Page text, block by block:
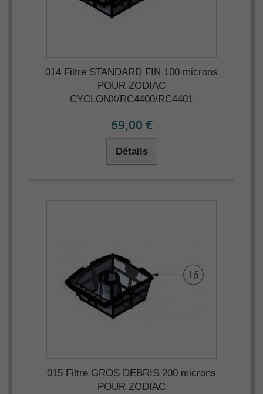
014 Filtre STANDARD FIN 100 microns
POUR ZODIAC
CYCLONX/RC4400/RC4401
69,00 €
Détails
015 Filtre GROS DEBRIS 200 microns
POUR ZODIAC